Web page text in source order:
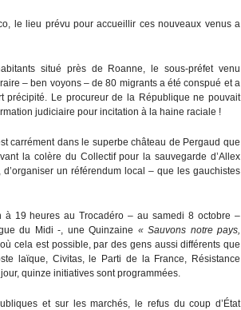
le lieu prévu pour accueillir ces nouveaux venus a
situé près de Roanne, le sous-préfet venu
– ben voyons – de 80 migrants a été conspué et a
Le procureur de la République ne pouvait
judiciaire pour incitation à la haine raciale !
carrément dans le superbe château de Pergaud que
la colère du Collectif pour la sauvegarde d’Allex
un référendum local – que les gauchistes
à 19 heures au Trocadéro – au samedi 8 octobre –
du Midi -, une Quinzaine « Sauvons notre pays,
cela est possible, par des gens aussi différents que
laïque, Civitas, le Parti de la France, Résistance
quinze initiatives sont programmées.
et sur les marchés, le refus du coup d’État